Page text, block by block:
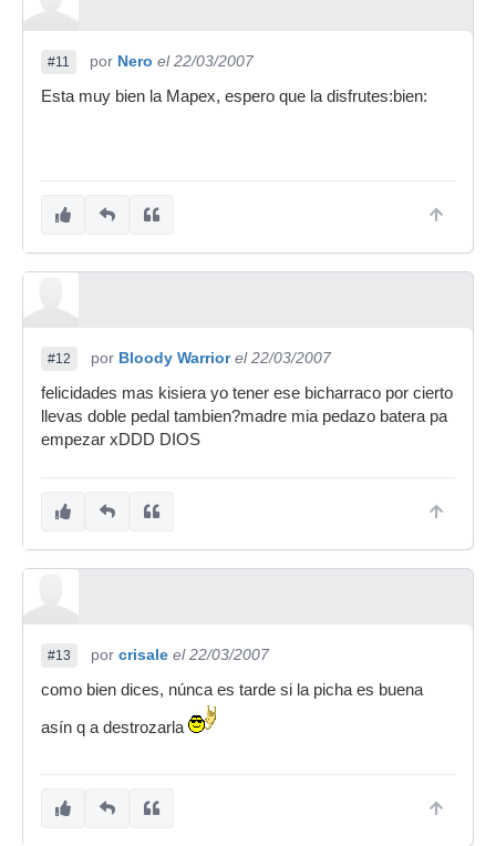
#11 por Nero el 22/03/2007
Esta muy bien la Mapex, espero que la disfrutes:bien:
#12 por Bloody Warrior el 22/03/2007
felicidades mas kisiera yo tener ese bicharraco por cierto
llevas doble pedal tambien?madre mia pedazo batera pa
empezar xDDD DIOS
#13 por crisale el 22/03/2007
como bien dices, núnca es tarde si la picha es buena
asín q a destrozarla